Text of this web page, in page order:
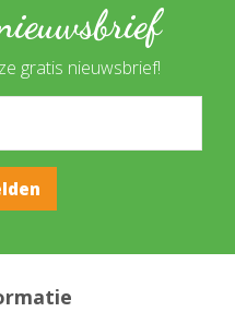
gratis nieuwsbrief!